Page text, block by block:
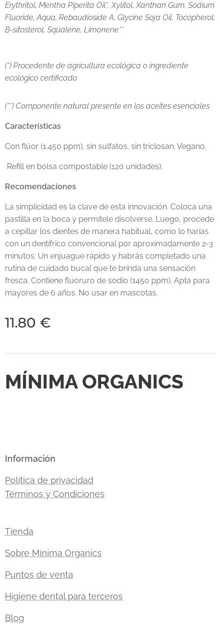
Erythritol, Mentha Piperita Oil*, Xylitol, Xanthan Gum, Sodium
Fluoride, Aqua, Rebaudioside A, Glycine Soja Oil, Tocopherol,
B-sitosterol, Squalene, Limonene**
(*) Procedente de agricultura ecológica o ingrediente
ecológico certificado
(**) Componente natural presente en los aceites esenciales
Características
Con flúor (1.450 ppm), sin sulfatos, sin triclosan. Vegano.
Refill en bolsa compostable (120 unidades).
Recomendaciones
La simplicidad es la clave de esta innovación. Coloca una
pastilla en la boca y permítele disolverse. Luego, procede
a cepillar los dientes de manera habitual, como lo harías
con un dentífrico convencional por aproximadamente 2-3
minutos. Un enjuague rápido y habrás completado una
rutina de cuidado bucal que te brinda una sensación
fresca. Contiene fluoruro de sodio (1450 ppm). Apta para
mayores de 6 años. No usar en mascotas.
11.80 €
MÍNIMA ORGANICS
Información
Política de privacidad
Términos y Condiciones
Tienda
Sobre Mínima Organics
Puntos de venta
Higiene dental para terceros
Blog